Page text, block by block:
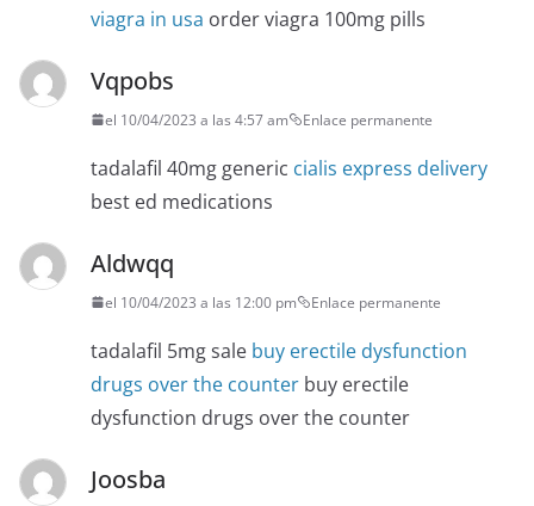
viagra in usa order viagra 100mg pills
Vqpobs
el 10/04/2023 a las 4:57 am Enlace permanente
tadalafil 40mg generic cialis express delivery
best ed medications
Aldwqq
el 10/04/2023 a las 12:00 pm Enlace permanente
tadalafil 5mg sale buy erectile dysfunction
drugs over the counter buy erectile
dysfunction drugs over the counter
Joosba